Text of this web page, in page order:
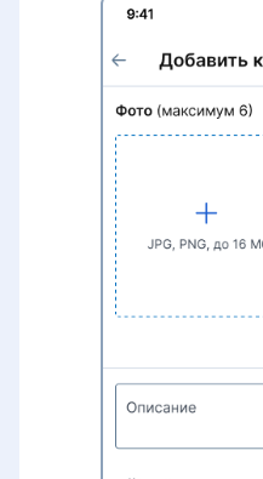
Данные
лечения
Работа